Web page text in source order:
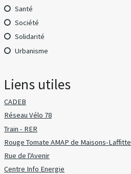
Santé
Société
Solidarité
Urbanisme
Liens utiles
CADEB
Réseau Vélo 78
Train - RER
Rouge Tomate AMAP de Maisons-Laffitte
Rue de l'Avenir
Centre Info Energie